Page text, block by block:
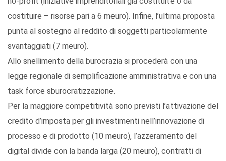
costituire – risorse pari a 6 meuro). Infine, l’ultima proposta
punta al sostegno al reddito di soggetti particolarmente
svantaggiati (7 meuro).
Allo snellimento della burocrazia si procederà con una
legge regionale di semplificazione amministrativa e con una
task force sburocratizzazione.
Per la maggiore competitività sono previsti l’attivazione del
credito d’imposta per gli investimenti nell’innovazione di
processo e di prodotto (10 meuro), l’azzeramento del
digital divide con la banda larga (20 meuro), contratti di